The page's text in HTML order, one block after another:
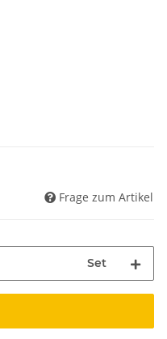
Frage zum Artikel
Set